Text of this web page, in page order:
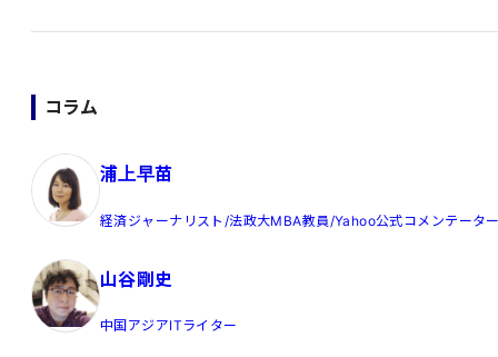
コラム
浦上早苗
経済ジャーナリスト/法政大MBA教員/Yahoo公式コメンテータ
山谷剛史
中国アジアITライター